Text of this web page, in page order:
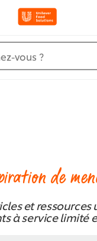
vous ?
de
et ressources
à service limité